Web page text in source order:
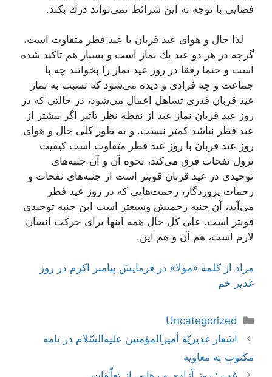
فضایی با توجه به این شرائط نمی‌تواند درك بكند.
لذا حال و هوای عید قربان با عید فطر متفاوت است،
گرچه در هر دو عید یك نماز است و بسیار هم تاكید شده
است و حتما رفقا در روز عید نماز را بخوانند چه با
جماعت و چه فرادی و دیده می‌شود كه نسبت به نماز
عید قربان قدری تساهل اعمال می‌شود، در حالتی كه در
روز عید قربان نماز عید از نقطه نظر تاثیر اگر بیشتر از
عید فطر نباشد كمتر نیست. و به طور كلی حال و هوای
روز عید قربان با روز عید فطر متفاوت است كیفیت
نزول نفحات فرق می‌كند، نحوه آن و آن جنبه‌های
توحیدی در عید قربان قویتر است از جنبه‌های نفحات و
رحمات پروردگار، رحمت‌هایی كه در روز عید فطر
می‌آید، آن جنبه رحمتش وسیعتر است این جنبه توحیدی
قویتر است. علی كل حال همه اینها برای حركت انسان
لازم است، هم آن و هم این.
مراد از کلمۀ «مولا» در فرمایش پیامبر اکرم در روز
غدیر خم
دسته‌ها
Uncategorized
ناوبری
نوشته‌ها
اشعار غديريّة أميرالمؤمنين عليه‌السّلام در نامه
مكتوب به معاويه